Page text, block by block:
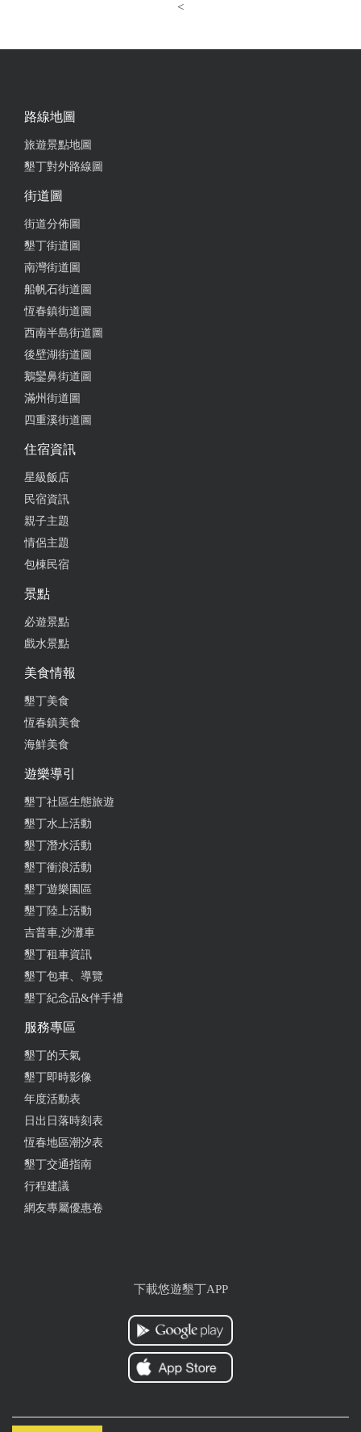
<
路線地圖
旅遊景點地圖
墾丁對外路線圖
街道圖
街道分佈圖
墾丁街道圖
南灣街道圖
船帆石街道圖
恆春鎮街道圖
西南半島街道圖
後壁湖街道圖
鵝鑾鼻街道圖
滿州街道圖
四重溪街道圖
住宿資訊
星級飯店
民宿資訊
親子主題
情侶主題
包棟民宿
景點
必遊景點
戲水景點
美食情報
墾丁美食
恆春鎮美食
海鮮美食
遊樂導引
墾丁社區生態旅遊
墾丁水上活動
墾丁潛水活動
墾丁衝浪活動
墾丁遊樂園區
墾丁陸上活動
吉普車,沙灘車
墾丁租車資訊
墾丁包車、導覽
墾丁紀念品&伴手禮
服務專區
墾丁的天氣
墾丁即時影像
年度活動表
日出日落時刻表
恆春地區潮汐表
墾丁交通指南
行程建議
網友專屬優惠卷
下載悠遊墾丁APP